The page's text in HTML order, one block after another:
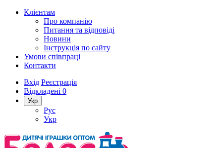
Клієнтам
Про компанію
Питання та відповіді
Новини
Інструкція по сайту
Умови співпраці
Контакти
Вхід Реєстрація
Відкладені 0
Укр
Рус
Укр